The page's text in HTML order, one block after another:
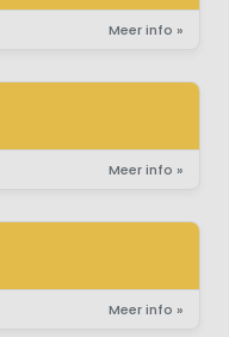
Meer info »
Meer info »
Meer info »